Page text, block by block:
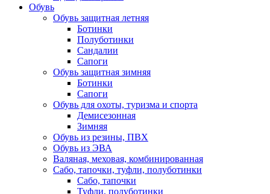
Обувь
Обувь защитная летняя
Ботинки
Полуботинки
Сандалии
Сапоги
Обувь защитная зимняя
Ботинки
Сапоги
Обувь для охоты, туризма и спорта
Демисезонная
Зимняя
Обувь из резины, ПВХ
Обувь из ЭВА
Валяная, меховая, комбинированная
Сабо, тапочки, туфли, полуботинки
Сабо, тапочки
Туфли, полуботинки